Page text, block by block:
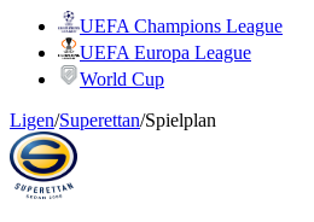
UEFA Champions League
UEFA Europa League
World Cup
Ligen/Superettan/Spielplan